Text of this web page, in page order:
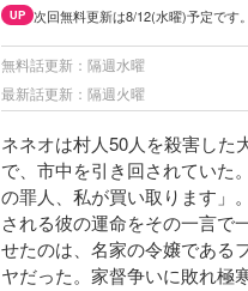
UP 次回無料更新は8/12(水曜)予定です。
無料話更新：隔週水曜
最新話更新：隔週火曜
ネネオは村人50人を殺害した
で、市中を引き回されていた
の罪人、私が買い取ります」
される彼の運命をその一言で
せたのは、名家の令嬢である
ヤだった。家督争いに敗れ極